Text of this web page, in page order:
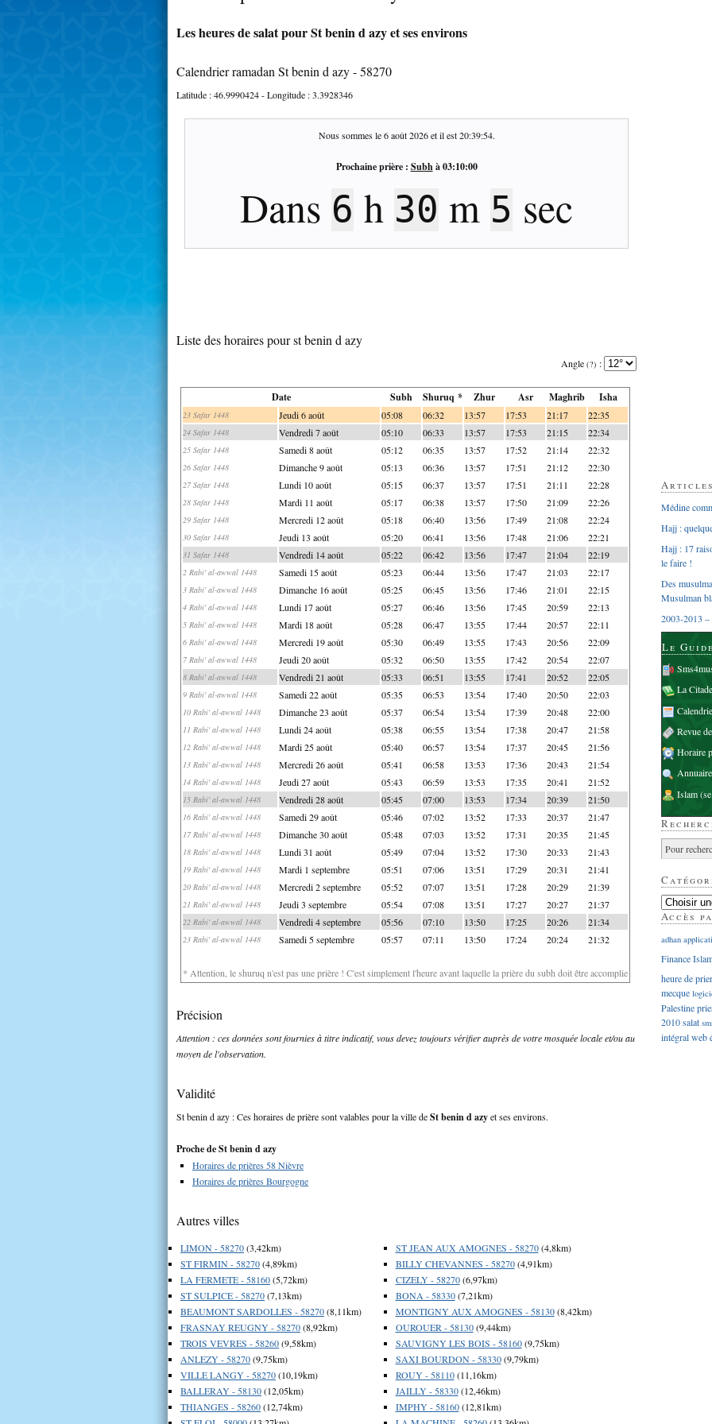
Les heures de salat pour St benin d azy et ses environs
Calendrier ramadan St benin d azy - 58270
Latitude :46.9990424- Longitude :3.3928346
Nous sommes le6 août 2026et il est20:39:55.
Prochaine prière : Subhà03:10:00
Dans 6 h 30 m 4 sec
Liste des horaires pour st benin d azy
Angle (?) :
Date Subh Shuruq * Zhur Asr Maghrib Isha
23 Safar 1448 Jeudi 6 août 05:08 06:32 13:57 17:53 21:17 22:35
24 Safar 1448 Vendredi 7 août 05:10 06:33 13:57 17:53 21:15 22:34
25 Safar 1448 Samedi 8 août 05:12 06:35 13:57 17:52 21:14 22:32
26 Safar 1448 Dimanche 9 août 05:13 06:36 13:57 17:51 21:12 22:30
27 Safar 1448 Lundi 10 août 05:15 06:37 13:57 17:51 21:11 22:28
28 Safar 1448 Mardi 11 août 05:17 06:38 13:57 17:50 21:09 22:26
29 Safar 1448 Mercredi 12 août 05:18 06:40 13:56 17:49 21:08 22:24
30 Safar 1448 Jeudi 13 août 05:20 06:41 13:56 17:48 21:06 22:21
31 Safar 1448 Vendredi 14 août 05:22 06:42 13:56 17:47 21:04 22:19
2 Rabi' al-awwal 1448 Samedi 15 août 05:23 06:44 13:56 17:47 21:03 22:17
3 Rabi' al-awwal 1448 Dimanche 16 août 05:25 06:45 13:56 17:46 21:01 22:15
4 Rabi' al-awwal 1448 Lundi 17 août 05:27 06:46 13:56 17:45 20:59 22:13
5 Rabi' al-awwal 1448 Mardi 18 août 05:28 06:47 13:55 17:44 20:57 22:11
6 Rabi' al-awwal 1448 Mercredi 19 août 05:30 06:49 13:55 17:43 20:56 22:09
7 Rabi' al-awwal 1448 Jeudi 20 août 05:32 06:50 13:55 17:42 20:54 22:07
8 Rabi' al-awwal 1448 Vendredi 21 août 05:33 06:51 13:55 17:41 20:52 22:05
9 Rabi' al-awwal 1448 Samedi 22 août 05:35 06:53 13:54 17:40 20:50 22:03
10 Rabi' al-awwal 1448 Dimanche 23 août 05:37 06:54 13:54 17:39 20:48 22:00
11 Rabi' al-awwal 1448 Lundi 24 août 05:38 06:55 13:54 17:38 20:47 21:58
12 Rabi' al-awwal 1448 Mardi 25 août 05:40 06:57 13:54 17:37 20:45 21:56
13 Rabi' al-awwal 1448 Mercredi 26 août 05:41 06:58 13:53 17:36 20:43 21:54
14 Rabi' al-awwal 1448 Jeudi 27 août 05:43 06:59 13:53 17:35 20:41 21:52
15 Rabi' al-awwal 1448 Vendredi 28 août 05:45 07:00 13:53 17:34 20:39 21:50
16 Rabi' al-awwal 1448 Samedi 29 août 05:46 07:02 13:52 17:33 20:37 21:47
17 Rabi' al-awwal 1448 Dimanche 30 août 05:48 07:03 13:52 17:31 20:35 21:45
18 Rabi' al-awwal 1448 Lundi 31 août 05:49 07:04 13:52 17:30 20:33 21:43
19 Rabi' al-awwal 1448 Mardi 1 septembre 05:51 07:06 13:51 17:29 20:31 21:41
20 Rabi' al-awwal 1448 Mercredi 2 septembre 05:52 07:07 13:51 17:28 20:29 21:39
21 Rabi' al-awwal 1448 Jeudi 3 septembre 05:54 07:08 13:51 17:27 20:27 21:37
22 Rabi' al-awwal 1448 Vendredi 4 septembre 05:56 07:10 13:50 17:25 20:26 21:34
23 Rabi' al-awwal 1448 Samedi 5 septembre 05:57 07:11 13:50 17:24 20:24 21:32
* Attention, le shuruq n'est pas une prière ! C'est simplement l'heure avant laquelle la prière du subh doit être accomplie
Précision
Attention : ces données sont fournies à titre indicatif, vous devez toujours vérifier auprès de votre mosquée locale et/ou au
moyen de l'observation.
Validité
St benin d azy : Ces horaires de prière sont valables pour la ville deSt benin d azyet ses environs.
Proche de St benin d azy
Horaires de prières 58 Nièvre
Horaires de prières Bourgogne
Autres villes
LIMON - 58270(3,42km)
ST FIRMIN - 58270(4,89km)
LA FERMETE - 58160(5,72km)
ST SULPICE - 58270(7,13km)
BEAUMONT SARDOLLES - 58270(8,11km)
FRASNAY REUGNY - 58270(8,92km)
TROIS VEVRES - 58260(9,58km)
ANLEZY - 58270(9,75km)
VILLE LANGY - 58270(10,19km)
BALLERAY - 58130(12,05km)
THIANGES - 58260(12,74km)
ST JEAN AUX AMOGNES - 58270(4,8km)
BILLY CHEVANNES - 58270(4,91km)
CIZELY - 58270(6,97km)
BONA - 58330(7,21km)
MONTIGNY AUX AMOGNES - 58130(8,42km)
OUROUER - 58130(9,44km)
SAUVIGNY LES BOIS - 58160(9,75km)
SAXI BOURDON - 58330(9,79km)
ROUY - 58110(11,16km)
JAILLY - 58330(12,46km)
IMPHY - 58160(12,81km)
Médine
Hajj :
Hajj : 17
le faire !
Des
Musulman
2003-2013 –
Le
La
Revue
Horaire
Islam
Accès
adhan
Finance
heure de
mecque
Palestine
2010salat
intégralweb